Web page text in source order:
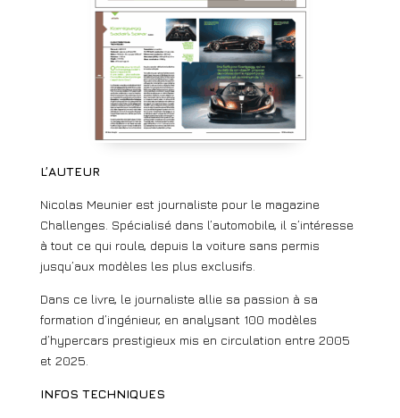
L’AUTEUR
Nicolas Meunier est journaliste pour le magazine
Challenges. Spécialisé dans l’automobile, il s’intéresse
à tout ce qui roule, depuis la voiture sans permis
jusqu’aux modèles les plus exclusifs.
Dans ce livre, le journaliste allie sa passion à sa
formation d’ingénieur, en analysant 100 modèles
d’hypercars prestigieux mis en circulation entre 2005
et 2025.
INFOS TECHNIQUES